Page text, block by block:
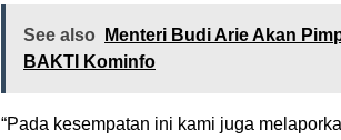
See also
Menteri Budi Arie Akan
BAKTI Kominfo
“Pada kesempatan ini kami juga